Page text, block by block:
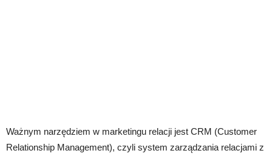
Ważnym narzędziem w marketingu relacji jest CRM (Customer
Relationship Management), czyli system zarządzania relacjami z